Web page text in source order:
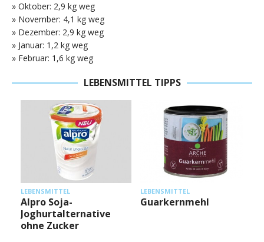
» Oktober: 2,9 kg weg
» November: 4,1 kg weg
» Dezember: 2,9 kg weg
» Januar: 1,2 kg weg
» Februar: 1,6 kg weg
LEBENSMITTEL TIPPS
LEBENSMITTEL
Alpro Soja-
Joghurtalternative
ohne Zucker
LEBENSMITTEL
Guarkernmehl